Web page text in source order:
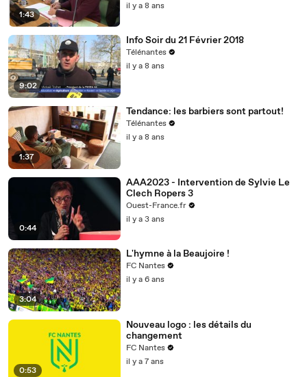
1:43
il y a 8 ans
9:02
Info Soir du 21 Février 2018
Télénantes
il y a 8 ans
1:37
Tendance: les barbiers sont partout!
Télénantes
il y a 8 ans
0:44
AAA2023 - Intervention de Sylvie Le
Clech Ropers 3
Ouest-France.fr
il y a 3 ans
3:04
L'hymne à la Beaujoire !
FC Nantes
il y a 6 ans
0:53
Nouveau logo : les détails du
changement
FC Nantes
il y a 7 ans